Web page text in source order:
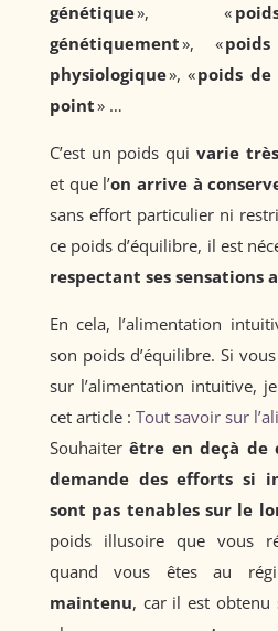
génétique», «
génétiquement», «
physiologique», «poids
point» …
C’est un poids quivarie
et que l’on arrive à
sans effort particulier ni
ce poids d’équilibre, il est
respectant ses sensations
En cela, l’alimentation
son poids d’équilibre. Si
sur l’alimentation intuitive,
cet article : Tout savoir sur
Souhaiterêtre en deçà de
demande des efforts si
sont pas tenables sur le
poids illusoire que vous
quand vous êtes au
maintenu, car il est obtenu